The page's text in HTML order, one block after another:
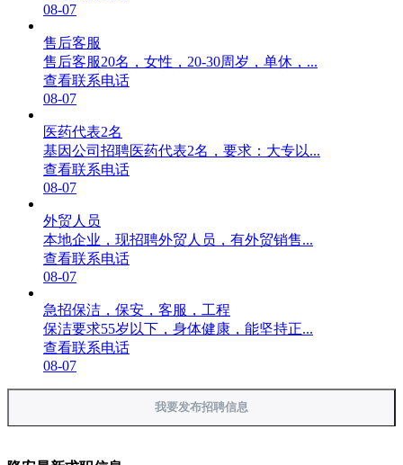
08-07
售后客服
售后客服20名，女性，20-30周岁，单休，...
查看联系电话
08-07
医药代表2名
基因公司招聘医药代表2名，要求：大专以...
查看联系电话
08-07
外贸人员
本地企业，现招聘外贸人员，有外贸销售...
查看联系电话
08-07
急招保洁，保安，客服，工程
保洁要求55岁以下，身体健康，能坚持正...
查看联系电话
08-07
我要发布招聘信息